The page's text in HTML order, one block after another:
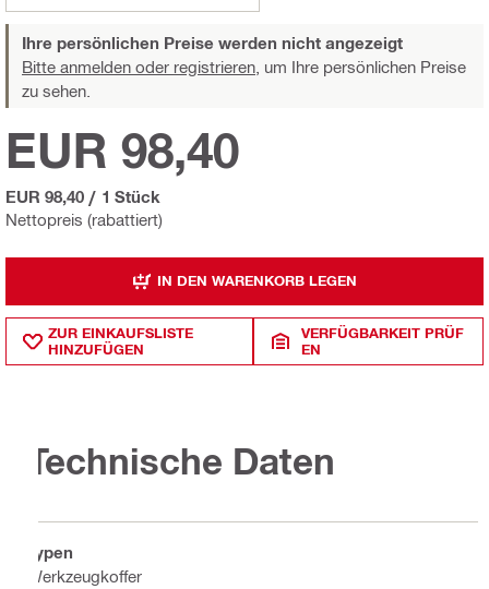
Ihre persönlichen Preise werden nicht angezeigt
Bitte anmelden oder registrieren, um Ihre persönlichen Preise
zu sehen.
Nettopreis (rabattiert)
EUR 98,40
EUR 98,40 / 1 Stück
IN DEN WARENKORB LEGEN
ZUR EINKAUFSLISTE
HINZUFÜGEN
VERFÜGBARKEIT PRÜF
EN
Technische Daten
Typen
Werkzeugkoffer